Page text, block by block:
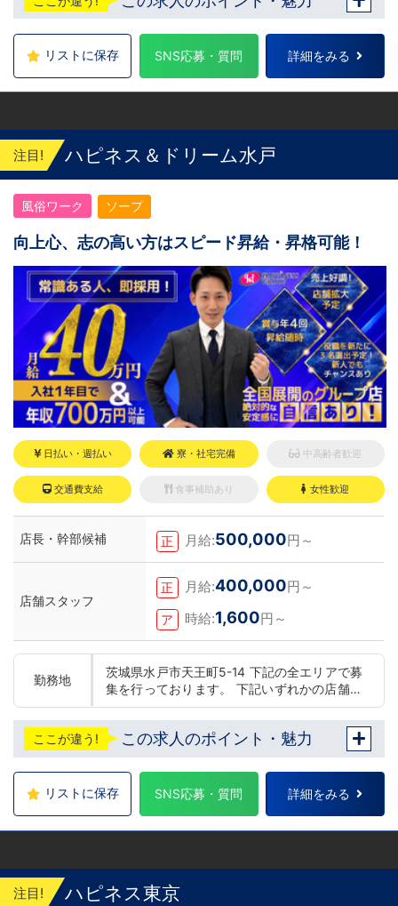
歩8分 神奈川 横浜：京急線黄金町駅から徒歩
8分 茨城 水戸：水戸駅からバス5分 福岡 福
岡：中洲川端駅から徒歩8分 北海道 札幌：す
リストに保存 SNS応募・質問 詳細をみる
注目! ハピネス＆ドリーム水戸
風俗ワーク ソープ
向上心、志の高い方はスピード昇給・昇格可能！
日払い・週払い 寮・社宅完備 中高齢者歓迎
交通費支給 食事補助あり 女性歓迎
店長・幹部候補 正 月給:500,000円～
店舗スタッフ
正 月給:400,000円～
ア 時給:1,600円～
勤務地
茨城県水戸市天王町5-14 下記の全エリアで募
集を行っております。 下記いずれかの店舗に
配属 東京 五反田：五反田駅から徒歩2分 池
袋：池袋駅西口から徒歩2分 吉原：三ノ輪駅
から徒歩8分 神奈川 横浜：京急線黄金町駅か
ら徒歩8分 茨城 水戸：水戸駅からバス5分 北
海道 札幌：すすきの駅から徒歩5分 中国・四
国 鳥取：米子市皆生温泉 愛媛：松山道後温泉
ここが違う! この求人のポイント・魅力
リストに保存 SNS応募・質問 詳細をみる
注目! ハピネス東京